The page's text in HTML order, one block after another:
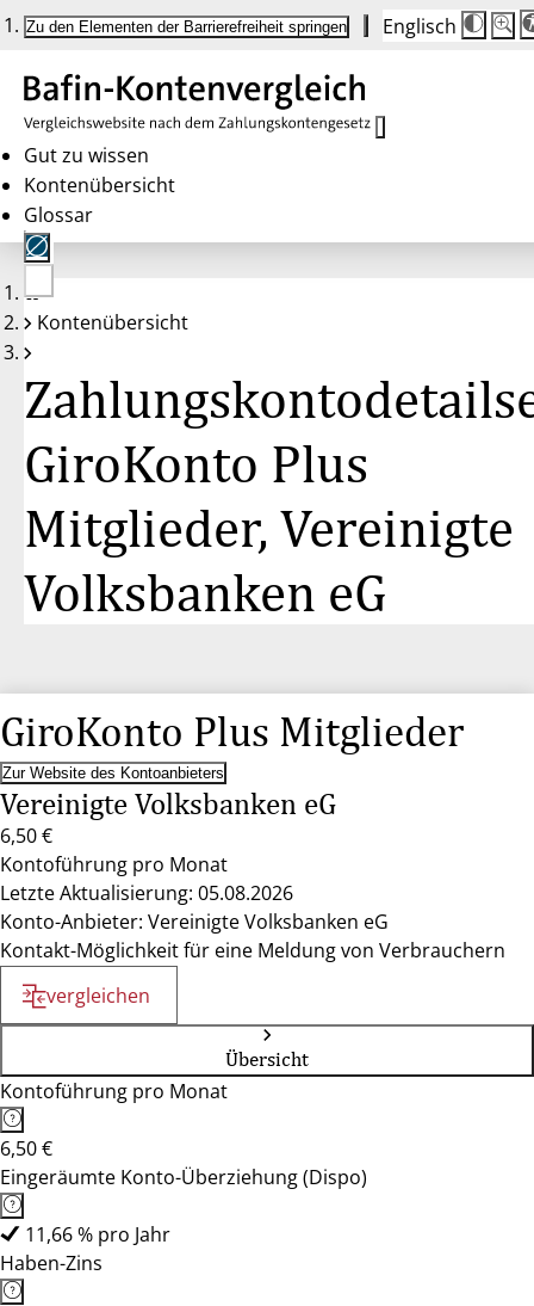
Zu den Elementen der Barrierefreiheit springen Englisch
Die
auf
100
100
Gut zu wissen
Kontenübersicht
Glossar
Keine
Konten
Kontenübersicht
GiroKonto Plus
Mitglieder, Vereinigte
Volksbanken eG
GiroKonto Plus Mitglieder
Zur Website des Kontoanbieters
Vereinigte Volksbanken eG
6,50 €
Kontoführung pro Monat
Letzte Aktualisierung: 05.08.2026
Konto-Anbieter: Vereinigte Volksbanken eG
Kontakt-Möglichkeit für eine Meldung von Verbrauchern
vergleichen
Übersicht
Kontoführung pro Monat
6,50 €
Eingeräumte Konto-Überziehung (Dispo)
11,66 % pro Jahr
Haben-Zins